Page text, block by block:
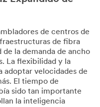
de centros de
de fibra
de la demanda de ancho
La flexibilidad y la
adoptar velocidades de
El tiempo de
sido tan importante
la inteligencia